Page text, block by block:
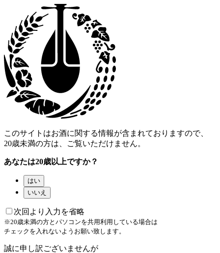
このサイトはお酒に関する情報が含まれておりますので、
20歳未満の方は、ご覧いただけません。
あなたは20歳以上ですか？
はい
いいえ
次回より入力を省略
※20歳未満の方とパソコンを共用利用している場合は
チェックを入れないようお願い致します。
誠に申し訳ございませんが